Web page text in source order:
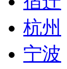
杭州
宁波